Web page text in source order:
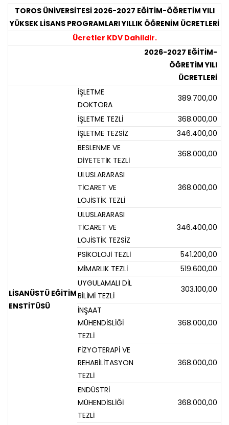
TOROS ÜNİVERSİTESİ 2026-2027 EĞİTİM-ÖĞRETİM YILI
YÜKSEK LİSANS PROGRAMLARI YILLIK ÖĞRENİM ÜCRETLERİ
Ücretler KDV Dahildir.
2026-2027 EĞİTİM-
ÖĞRETİM YILI
ÜCRETLERİ
LİSANÜSTÜ EĞİTİM
ENSTİTÜSÜ
İŞLETME
DOKTORA
389.700,00
İŞLETME TEZLİ
368.000,00
İŞLETME TEZSİZ
346.400,00
BESLENME VE
DİYETETİK TEZLİ
368.000,00
ULUSLARARASI
TİCARET VE
LOJİSTİK TEZLİ
368.000,00
ULUSLARARASI
TİCARET VE
LOJİSTİK TEZSİZ
346.400,00
PSİKOLOJİ TEZLİ
541.200,00
MİMARLIK TEZLİ
519.600,00
UYGULAMALI DİL
BİLİMİ TEZLİ
303.100,00
İNŞAAT
MÜHENDİSLİĞİ
TEZLİ
368.000,00
FİZYOTERAPİ VE
REHABİLİTASYON
TEZLİ
368.000,00
ENDÜSTRİ
MÜHENDİSLİĞİ
TEZLİ
368.000,00